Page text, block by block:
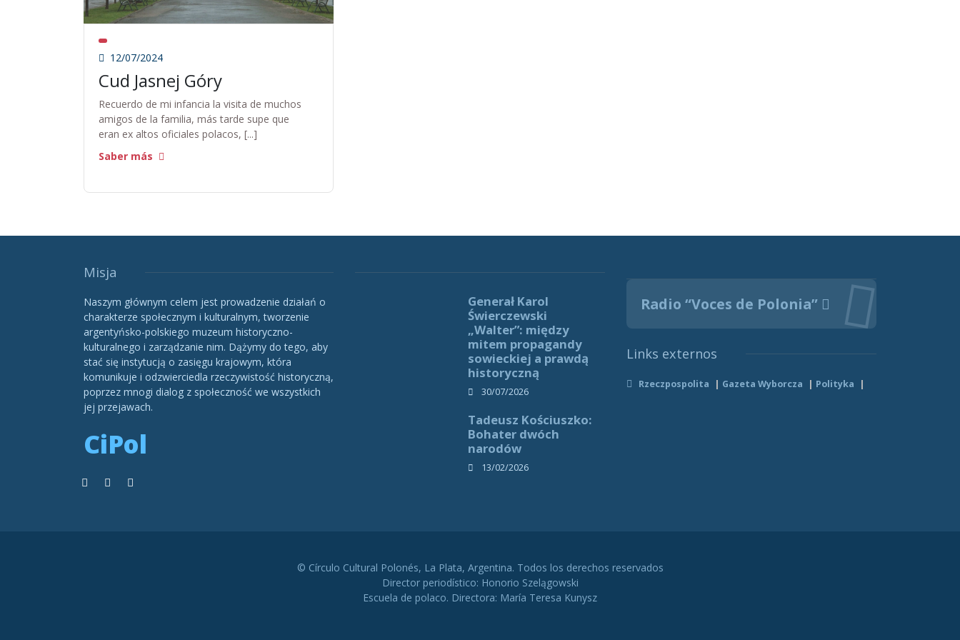
12/07/2024
Cud Jasnej Góry
Recuerdo de mi infancia la visita de muchos
amigos de la familia, más tarde supe que
eran ex altos oficiales polacos, [...]
Saber más
Misja
Naszym głównym celem jest prowadzenie działań o
charakterze społecznym i kulturalnym, tworzenie
argentyńsko-polskiego muzeum historyczno-
kulturalnego i zarządzanie nim. Dążymy do tego, aby
stać się instytucją o zasięgu krajowym, która
komunikuje i odzwierciedla rzeczywistość historyczną,
poprzez mnogi dialog z społeczność we wszystkich
jej przejawach.
CiPol
Generał Karol
Świerczewski
„Walter”: między
mitem propagandy
sowieckiej a prawdą
historyczną
30/07/2026
Tadeusz Kościuszko:
Bohater dwóch
narodów
13/02/2026
Radio “Voces de Polonia”
Links externos
Rzeczpospolita Gazeta Wyborcza Polityka
© Círculo Cultural Polonés, La Plata, Argentina. Todos los derechos reservados
Director periodístico: Honorio Szelągowski
Escuela de polaco. Directora: María Teresa Kunysz